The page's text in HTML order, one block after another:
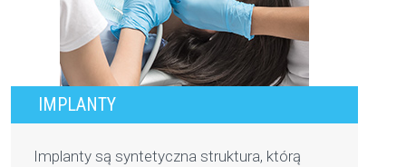
IMPLANTY
Implanty są syntetyczna struktura, którą